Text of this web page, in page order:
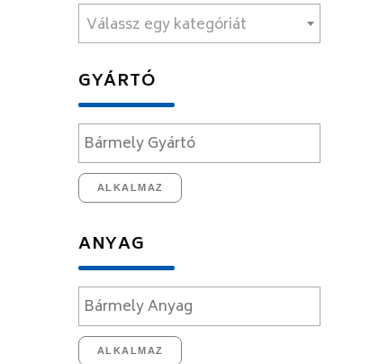
Válassz egy kategóriát
GYÁRTÓ
ALKALMAZ
ANYAG
ALKALMAZ